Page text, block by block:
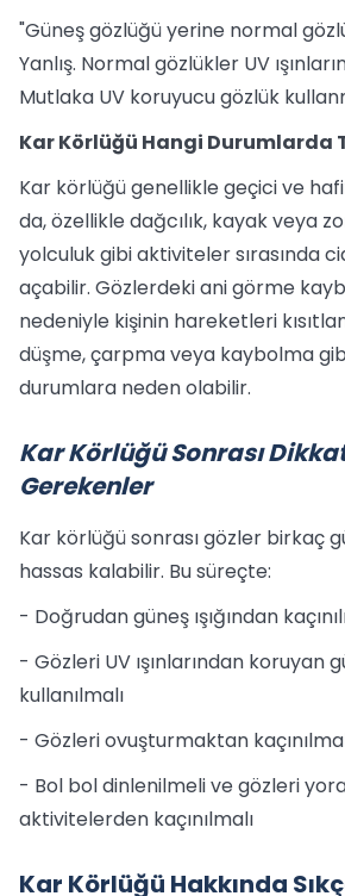
"Güneş gözlüğü yerine normal
Yanlış. Normal gözlükler UV
Mutlaka UV koruyucu gözlük
Kar Körlüğü Hangi Durumlarda
Kar körlüğü genellikle geçici ve
da, özellikle dağcılık, kayak veya
yolculuk gibi aktiviteler sırasında
açabilir. Gözlerdeki ani görme
nedeniyle kişinin hareketleri
düşme, çarpma veya kaybolma
durumlara neden olabilir.
Kar Körlüğü Sonrası
Gerekenler
Kar körlüğü sonrası gözler birkaç
hassas kalabilir. Bu süreçte:
- Doğrudan güneş ışığından
- Gözleri UV ışınlarından koruyan
kullanılmalı
- Gözleri ovuşturmaktan
- Bol bol dinlenilmeli ve gözleri
aktivitelerden kaçınılmalı
Kar Körlüğü Hakkında